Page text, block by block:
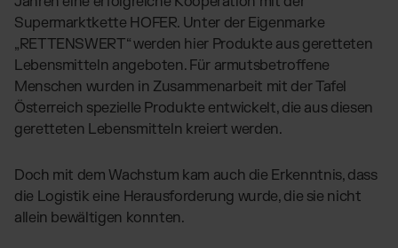
Supermarktkette HOFER. Unter der Eigenmarke
„RETTENSWERT“ werden hier Produkte aus geretteten
Lebensmitteln angeboten. Für armutsbetroffene
Menschen wurden in Zusammenarbeit mit der Tafel
Österreich spezielle Produkte entwickelt, die aus diesen
geretteten Lebensmitteln kreiert werden.
Doch mit dem Wachstum kam auch die Erkenntnis, dass
die Logistik eine Herausforderung wurde, die sie nicht
allein bewältigen konnten.